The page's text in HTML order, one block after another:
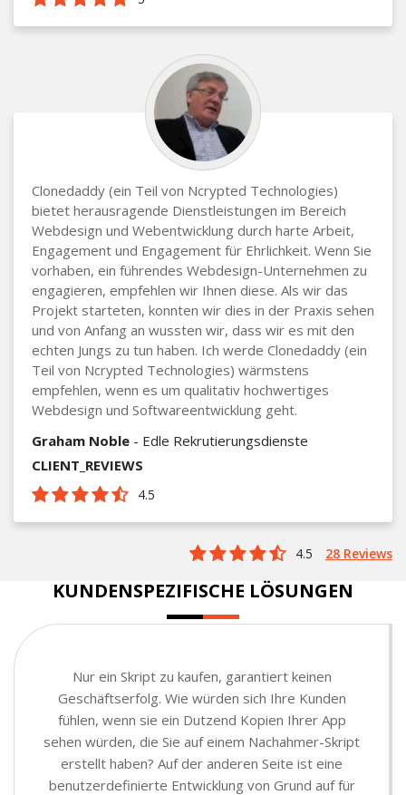
Clonedaddy (ein Teil von Ncrypted Technologies)
bietet herausragende Dienstleistungen im Bereich
Webdesign und Webentwicklung durch harte Arbeit,
Engagement und Engagement für Ehrlichkeit. Wenn Sie
vorhaben, ein führendes Webdesign-Unternehmen zu
engagieren, empfehlen wir Ihnen diese. Als wir das
Projekt starteten, konnten wir dies in der Praxis sehen
und von Anfang an wussten wir, dass wir es mit den
echten Jungs zu tun haben. Ich werde Clonedaddy (ein
Teil von Ncrypted Technologies) wärmstens
empfehlen, wenn es um qualitativ hochwertiges
Webdesign und Softwareentwicklung geht.
Graham Noble - Edle Rekrutierungsdienste
CLIENT_REVIEWS
4.5
4.5 28 Reviews
KUNDENSPEZIFISCHE LÖSUNGEN
Nur ein Skript zu kaufen, garantiert keinen
Geschäftserfolg. Wie würden sich Ihre Kunden
fühlen, wenn sie ein Dutzend Kopien Ihrer App
sehen würden, die Sie auf einem Nachahmer-Skript
erstellt haben? Auf der anderen Seite ist eine
benutzerdefinierte Entwicklung von Grund auf für